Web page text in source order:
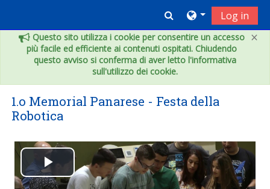
×
Questo sito utilizza i cookie per consentire un accesso
più facile ed efficiente ai contenuti ospitati. Chiudendo
questo avviso si conferma di aver letto l'informativa
sull'utilizzo dei cookie.
Toggle search
Log in
1.o Memorial Panarese - Festa della
Robotica
Play